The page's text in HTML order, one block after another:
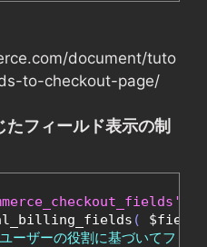
document/tuto
to-checkout-page/
フィールド表示の制
(
ザーの役割に基づいてフィ